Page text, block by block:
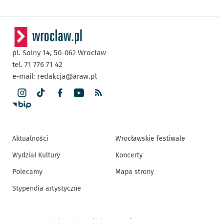
pl. Solny 14, 50-062 Wrocław
tel. 71 776 71 42
e-mail: redakcja@araw.pl
Aktualności
Wydział Kultury
Polecamy
Stypendia artystyczne
Wrocławskie festiwale
Koncerty
Mapa strony
Inne informacje